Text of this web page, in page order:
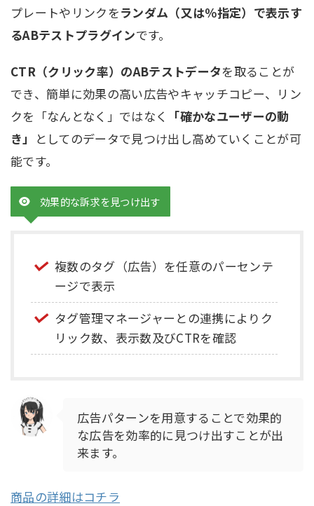
プレートやリンクをランダム（又は％指定）で表示す
るABテストプラグインです。
CTR（クリック率）のABテストデータを取ることが
でき、簡単に効果の高い広告やキャッチコピー、リン
クを「なんとなく」ではなく
「確かなユーザーの動
き」 としてのデータで見つけ出し高めていくことが可
能です。
効果的な訴求を見つけ出す
複数のタグ（広告）を任意のパーセンテ
ージで表示
タグ管理マネージャーとの連携によりク
リック数、表示数及びCTRを確認
広告パターンを用意することで効果的
な広告を効率的に見つけ出すことが出
来ます。
商品の詳細はコチラ